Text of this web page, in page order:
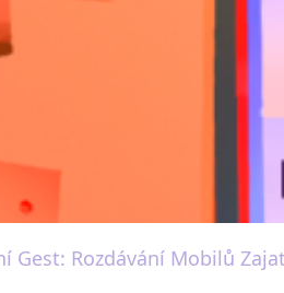
Gest: Rozdávání Mobilů